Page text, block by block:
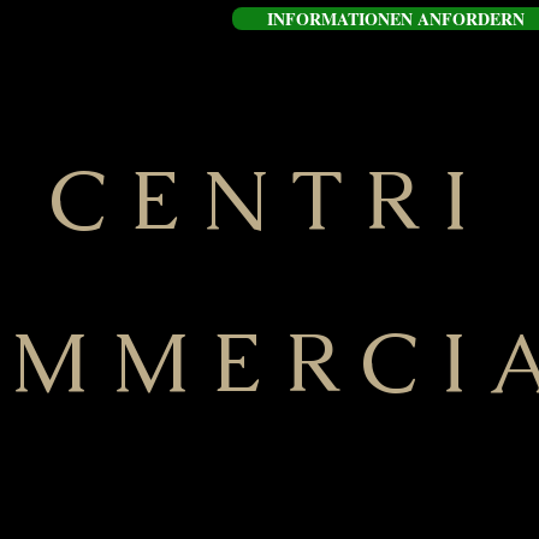
INFORMATIONEN ANFORDERN
CENTRI